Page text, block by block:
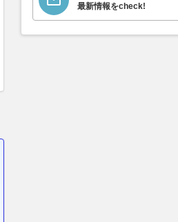
ロータス エヴォーラ
エヴォーラ
ホンダ NSX 3.0
支払総額
最新情報をcheck!